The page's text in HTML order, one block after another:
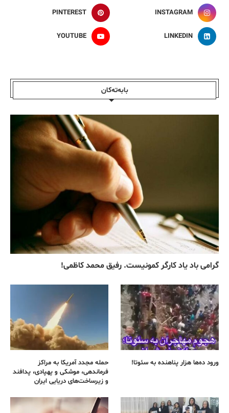
INSTAGRAM
PINTEREST
LINKEDIN
YOUTUBE
بابەتەکان
گرامی باد یاد کارگر کمونیست. رفیق محمد کاظمی!
ورود ده‌ها هزار پناهنده به سئوتا!
حمله مجدد آمریکا به مراکز
فرماندهی، موشکی و پهپادی، پدافند
و زیرساخت‌های دریایی ایران